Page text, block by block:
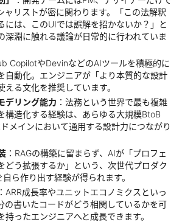
ャリストが密に関わります。「この法解釈
には、このUIでは誤解を招かないか？」と
深淵に触れる議論が日常的に行われていま
CopilotやDevinなどのAIツールを積極的に
自動化。エンジニアが「より本質的な設計
える文化を推奨しています。
デリング能力 ：法務という世界で最も複雑
構造化する経験は、あらゆる大規模BtoB
メインにおいて通用する設計力につながり
：RAGの構築に留まらず、AIが「プロフェ
どう拡張するか」という、次世代プロダク
ら作り出す経験が得られます。
：ARR成長率やユニットエコノミクスといっ
の書いたコードがどう相関しているかを可
ったエンジニアへと成長できます。